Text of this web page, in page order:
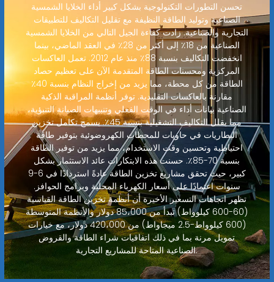
تحسن التطورات التكنولوجية بشكل كبير أداء الخلايا الشمسية
الصناعية وتوليد الطاقة النظيفة مع تقليل التكاليف للتطبيقات
التجارية والصناعية. زادت كفاءة الجيل التالي من الخلايا الشمسية
الصناعية من 18٪ إلى أكثر من 28٪ في العقد الماضي، بينما
انخفضت التكاليف بنسبة 88٪ منذ عام 2012. تعمل العاكسات
المركزية ومحسنات الطاقة المتقدمة الآن على تعظيم حصاد
الطاقة من كل محطة، مما يزيد من إخراج النظام بنسبة 40٪
مقارنة بالعاكسات التقليدية. توفر أنظمة المراقبة الذكية
الصناعية بيانات أداء في الوقت الفعلي وتنبيهات الصيانة التنبؤية،
مما يقلل التكاليف التشغيلية بنسبة 45٪. يسمح تكامل تخزين
البطاريات في حاويات للمحطات الكهروضوئية بتوفير طاقة
احتياطية وتحسين وقت الاستخدام، مما يزيد من توفير الطاقة
بنسبة 70-85٪. حسنت هذه الابتكارات عائد الاستثمار بشكل
كبير، حيث تحقق مشاريع تخزين الطاقة عادةً استردادًا في 6-9
سنوات اعتمادًا على أسعار الكهرباء المحلية وبرامج الحوافز.
تظهر اتجاهات التسعير الأخيرة أن أنظمة تخزين الطاقة القياسية
(60-600 كيلوواط) تبدأ من 85،000 دولار والأنظمة المتوسطة
(600 كيلوواط-2.5 ميجاواط) من 420،000 دولار، مع خيارات
تمويل مرنة بما في ذلك اتفاقيات شراء الطاقة والقروض
الصناعية المتاحة للمشاريع التجارية.